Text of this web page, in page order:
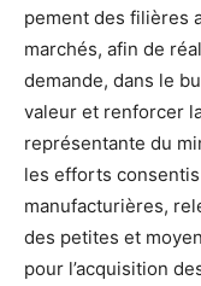
pement des filières
marchés, afin de
demande, dans le
valeur et renforcer
représentante du
les efforts
manufacturières,
des petites et
pour l’acquisition